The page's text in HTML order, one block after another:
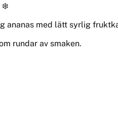
❄️
ananas med lätt syrlig
rundar av smaken.